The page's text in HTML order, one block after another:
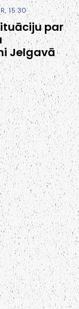
15:30
par
Jelgavā